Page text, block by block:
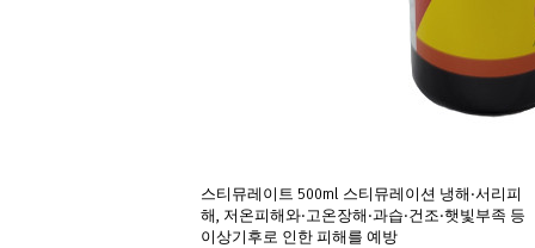
스티뮤레이트 500ml 스티뮤레이션 냉해·서리피
해, 저온피해와·고온장해·과습·건조·햇빛부족 등
이상기후로 인한 피해를 예방